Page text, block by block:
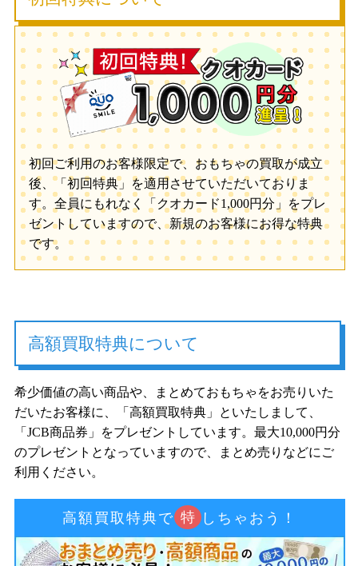
初回ご利用のお客様限定で、おもちゃの買取が成立
後、「初回特典」を適用させていただいておりま
す。全員にもれなく「クオカード1,000円分」をプレ
ゼントしていますので、新規のお客様にお得な特典
です。
高額買取特典について
希少価値の高い商品や、まとめておもちゃをお売りいた
だいたお客様に、「高額買取特典」といたしまして、
「JCB商品券」をプレゼントしています。最大10,000円分
のプレゼントとなっていますので、まとめ売りなどにご
利用ください。
高額買取特典で 特 しちゃおう！